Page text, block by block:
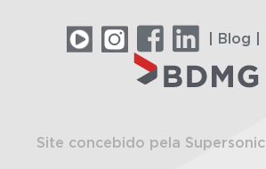
| Blog |
Site concebido pela Supersonic